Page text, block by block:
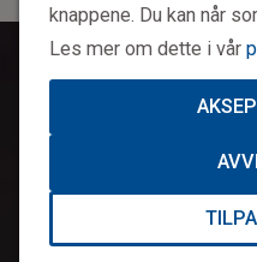
knappene. Du kan når
Les mer om dette i vår